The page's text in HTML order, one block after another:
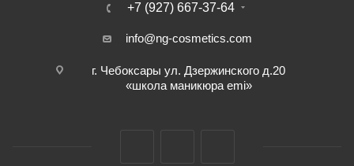
+7 (927) 667-37-64
info@ng-cosmetics.com
г. Чебоксары ул. Дзержинского д.20
«школа маникюра emi»